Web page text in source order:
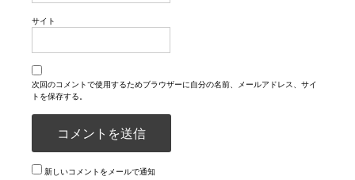
サイト
次回のコメントで使用するためブラウザーに自分の名前、メールアドレス、サイ
トを保存する。
新しいコメントをメールで通知